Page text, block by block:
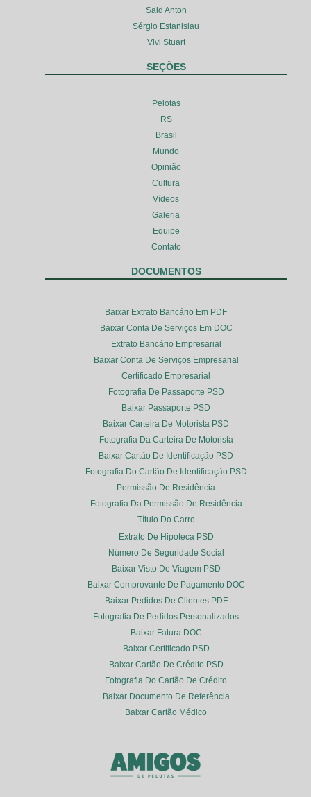
Said Anton
Sérgio Estanislau
Vivi Stuart
SEÇÕES
Pelotas
RS
Brasil
Mundo
Opinião
Cultura
Vídeos
Galeria
Equipe
Contato
DOCUMENTOS
Baixar Extrato Bancário Em PDF
Baixar Conta De Serviços Em DOC
Extrato Bancário Empresarial
Baixar Conta De Serviços Empresarial
Certificado Empresarial
Fotografia De Passaporte PSD
Baixar Passaporte PSD
Baixar Carteira De Motorista PSD
Fotografia Da Carteira De Motorista
Baixar Cartão De Identificação PSD
Fotografia Do Cartão De Identificação PSD
Permissão De Residência
Fotografia Da Permissão De Residência
Título Do Carro
Extrato De Hipoteca PSD
Número De Seguridade Social
Baixar Visto De Viagem PSD
Baixar Comprovante De Pagamento DOC
Baixar Pedidos De Clientes PDF
Fotografia De Pedidos Personalizados
Baixar Fatura DOC
Baixar Certificado PSD
Baixar Cartão De Crédito PSD
Fotografia Do Cartão De Crédito
Baixar Documento De Referência
Baixar Cartão Médico